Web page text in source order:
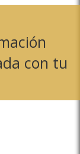
con tu